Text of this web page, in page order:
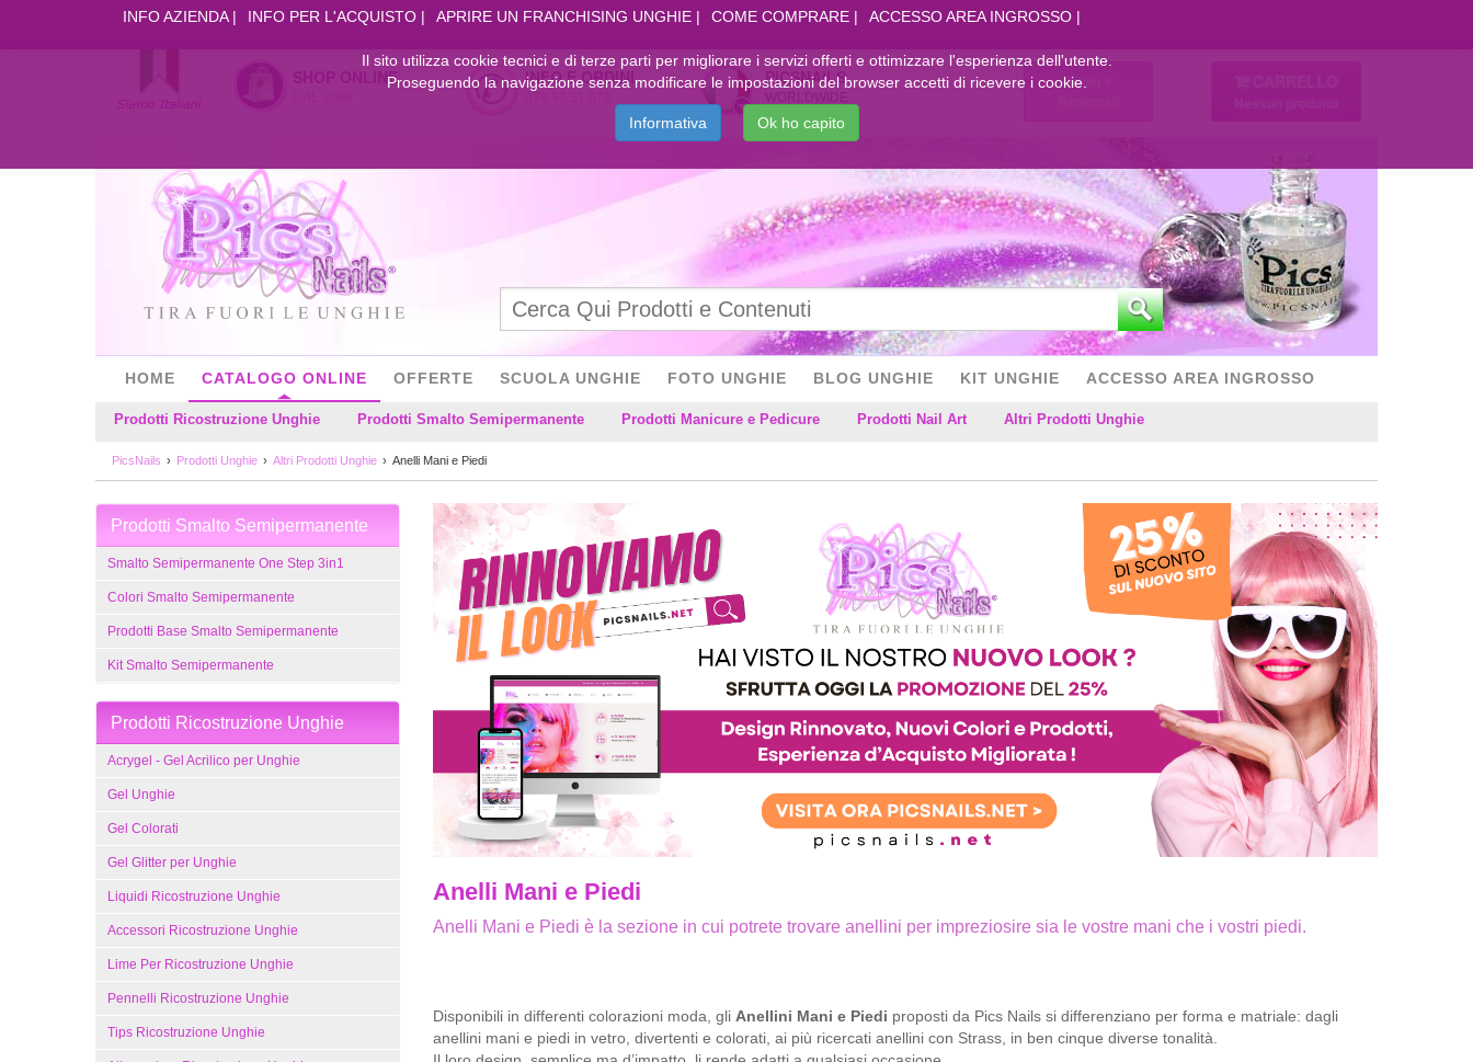
INFO AZIENDA INFO PER L'ACQUISTO APRIRE UN FRANCHISING UNGHIE COME COMPRARE ACCESSO AREA INGROSSO
SHOP ONLINE INFO E ORDINI PICSNAILS
Login
HOME CATALOGO ONLINE
Prodotti Ricostruzione Unghie Prodotti Smalto Semipermanente Prodotti Manicure e Pedicure Prodotti Nail Art Altri Prodotti Unghie
OFFERTE SCUOLA UNGHIE FOTO UNGHIE BLOG UNGHIE KIT UNGHIE ACCESSO AREA INGROSSO
PicsNails Prodotti Unghie Altri Prodotti Unghie Anelli Mani e Piedi
Prodotti Smalto Semipermanente
Smalto Semipermanente One Step 3in1
Colori Smalto Semipermanente
Prodotti Base Smalto Semipermanente
Kit Smalto Semipermanente
Prodotti Ricostruzione Unghie
Acrygel - Gel Acrilico per Unghie
Gel Unghie
Gel Colorati
Gel Glitter per Unghie
Liquidi Ricostruzione Unghie
Accessori Ricostruzione Unghie
Lime Per Ricostruzione Unghie
Pennelli Ricostruzione Unghie
Tips Ricostruzione Unghie
Anelli Mani e Piedi
Anelli Mani e Piedi è la sezione in cui potrete trovare anellini per impreziosire sia le vostre mani che i vostri piedi.
Disponibili in differenti colorazioni moda, gli Anellini Mani e Piedi proposti da Pics Nails si differenziano per forma e matriale: dagli
anellini mani e piedi in vetro, divertenti e colorati, ai più ricercati anellini con Strass, in ben cinque diverse tonalità.
Il sito utilizza cookie tecnici e di terze parti per migliorare i servizi offerti e ottimizzare l'esperienza dell'utente.
Proseguendo la navigazione senza modificare le impostazioni del browser accetti di ricevere i cookie.
Informativa Ok ho capito